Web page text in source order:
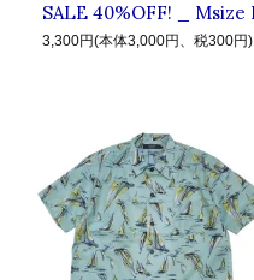
3,300円(本体3,000円、税300円)